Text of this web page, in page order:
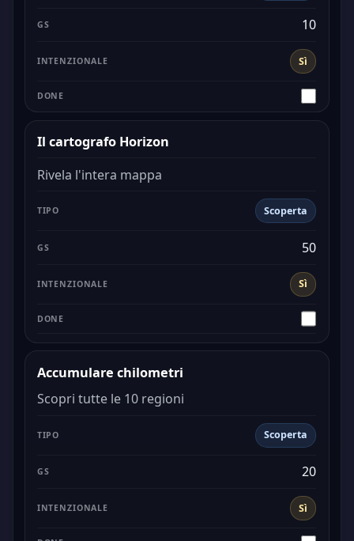
Sì
10
Il cartografo Horizon
Rivela l'intera mappa
Scoperta
Sì
50
Accumulare chilometri
Scopri tutte le 10 regioni
Scoperta
Sì
20